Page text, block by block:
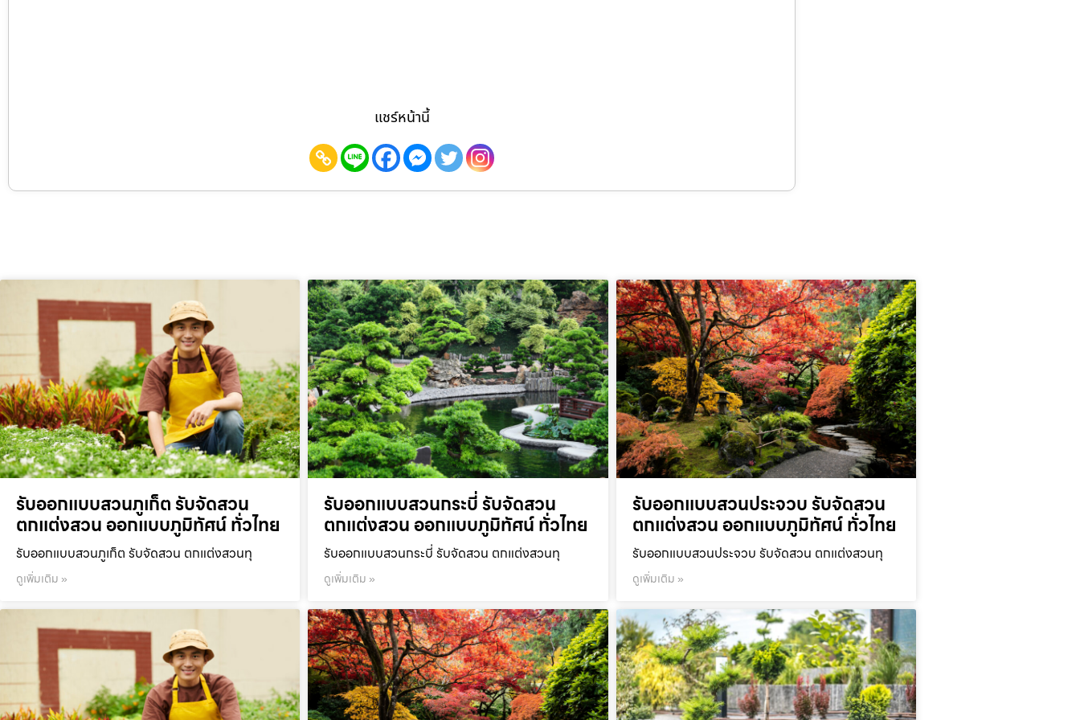
แชร์หน้านี้
รับออกแบบสวนภูเก็ต รับจัดสวน
ตกแต่งสวน ออกแบบภูมิทัศน์ ทั่วไทย
รับออกแบบสวนภูเก็ต รับจัดสวน ตกแต่งสวนทุ
ดูเพิ่มเติม »
รับออกแบบสวนกระบี่ รับจัดสวน
ตกแต่งสวน ออกแบบภูมิทัศน์ ทั่วไทย
รับออกแบบสวนกระบี่ รับจัดสวน ตกแต่งสวนทุ
ดูเพิ่มเติม »
รับออกแบบสวนประจวบ รับจัดสวน
ตกแต่งสวน ออกแบบภูมิทัศน์ ทั่วไทย
รับออกแบบสวนประจวบ รับจัดสวน ตกแต่งสวนทุ
ดูเพิ่มเติม »